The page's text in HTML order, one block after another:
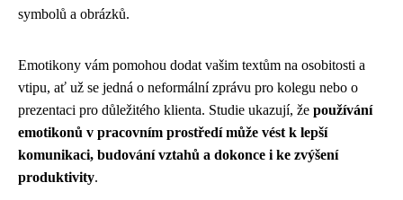
symbolů a obrázků.
Emotikony vám pomohou dodat vašim textům na osobitosti a
vtipu, ať už se jedná o neformální zprávu pro kolegu nebo o
prezentaci pro důležitého klienta. Studie ukazují, že používání
emotikonů v pracovním prostředí může vést k lepší
komunikaci, budování vztahů a dokonce i ke zvýšení
produktivity.